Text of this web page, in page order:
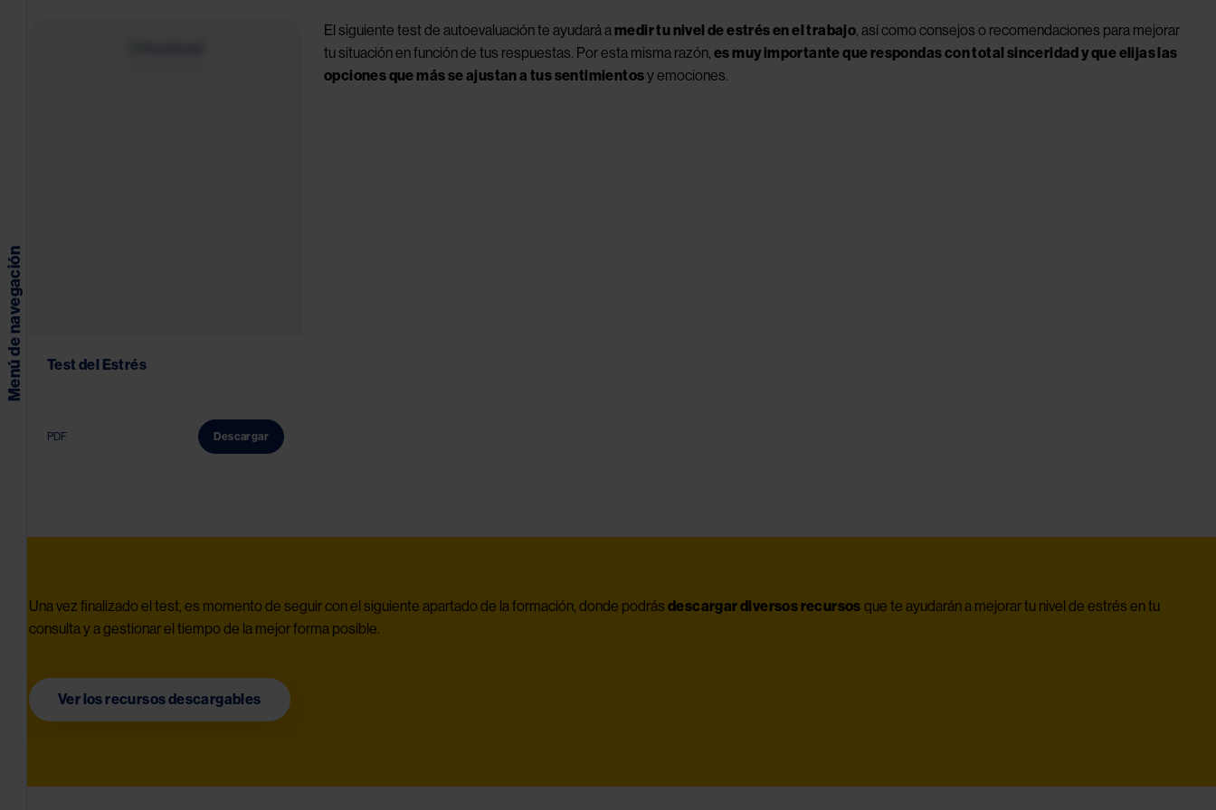
Menú de navegación Test del Estrés
PDF Descargar
El siguiente test de autoevaluación te ayudará a medir tu nivel de estrés en el trabajo, así como consejos o recomendaciones para mejorar
tu situación en función de tus respuestas. Por esta misma razón, es muy importante que respondas con total sinceridad y que elijas las
opciones que más se ajustan a tus sentimientos y emociones.
Una vez finalizado el test, es momento de seguir con el siguiente apartado de la formación, donde podrás descargar diversos recursos que te ayudarán a mejorar tu nivel de estrés en tu
consulta y a gestionar el tiempo de la mejor forma posible.
Ver los recursos descargables